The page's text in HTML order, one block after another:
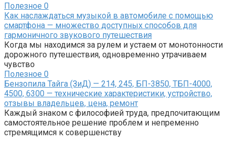
Полезное 0
Как наслаждаться музыкой в автомобиле с помощью
смартфона — множество доступных способов для
гармоничного звукового путешествия
Когда мы находимся за рулем и устаем от монотонности
дорожного путешествия, одновременно утрачиваем
чувство
Полезное 0
Бензопила Тайга (ЗиД) — 214, 245, БП-3850, ТБП-4000,
4500, 6300 — технические характеристики, устройство,
отзывы владельцев, цена, ремонт
Каждый знаком с философией труда, предпочитающим
самостоятельное решение проблем и непременно
стремящимся к совершенству